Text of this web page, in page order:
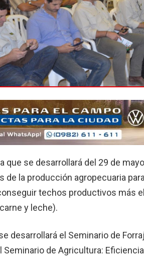
que se desarrollará del 29 de
de la producción agropecuaria
techos productivos más
y leche).
desarrollará el Seminario de
Seminario de Agricultura: